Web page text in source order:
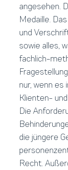
angesehen.
Medaille.
und
sowie alles,
fachlich-
nur, wenn
Klienten-
Die
die jüngere
Recht.